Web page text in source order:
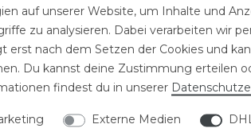
EAN:
auf unserer Website, um Inhalte und
zu analysieren. Dabei verarbeiten wir
erst nach dem Setzen der Cookies und
Du kannst deine Zustimmung erteilen
findest du in unserer
Externe Medien